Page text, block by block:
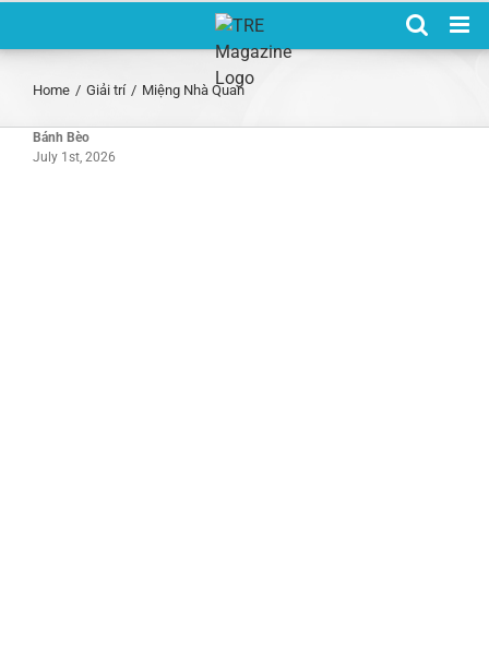
Home / Giải trí / Miệng Nhà Quan
Bánh Bèo
July 1st, 2026